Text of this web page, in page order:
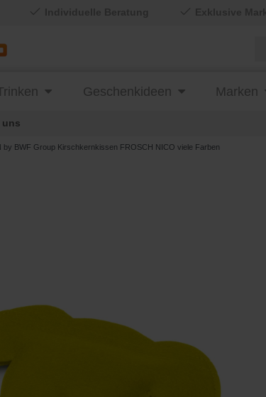
by BWF Group Kirschkernkissen FROSCH NICO viele Farben
Geschenkideen Marken
uns